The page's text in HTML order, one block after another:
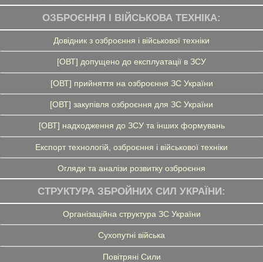
ОЗБРОЄННЯ І ВІЙСЬКОВА ТЕХНІКА:
Довідник з озброєння і військової техніки
[ОВТ] допущено до експлуатації в ЗСУ
[ОВТ] прийняття на озброєння ЗС України
[ОВТ] закупівля озброєння для ЗС України
[ОВТ] надходження до ЗСУ та інших формувань
Експорт технологій, озброєння і військової техніки
Огляди та аналізи розвитку озброєння
СТРУКТУРА ЗБРОЙНИХ СИЛ УКРАЇНИ:
Організаційна структура ЗС України
Сухопутні війська
Повітряні Сили